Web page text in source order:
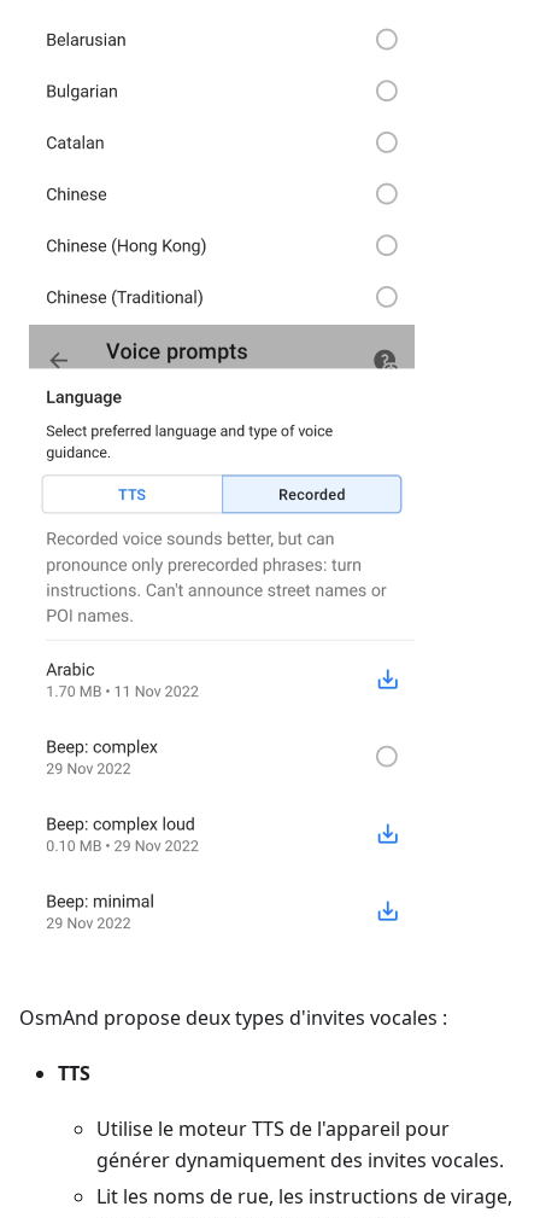
OsmAnd propose deux types d'invites vocales :
TTS
Utilise le moteur TTS de l'appareil pour
générer dynamiquement des invites vocales.
Lit les noms de rue, les instructions de virage,